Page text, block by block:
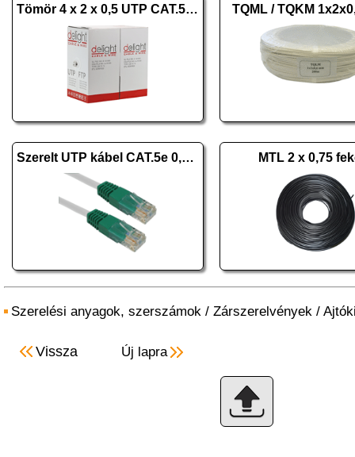
Tömör 4 x 2 x 0,5 UTP CAT.5e 20016 305m TQML / TQKM
Szerelt UTP kábel CAT.5e 0,5m MTL 2 x 0,75
Szerelési anyagok, szerszámok / Zárszerelvények /
Vissza Új lapra